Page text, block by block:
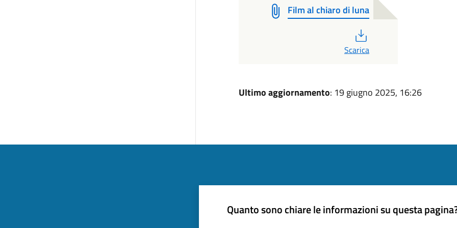
Film al chiaro di luna
Scarica
Ultimo aggiornamento: 19 giugno 2025, 16:26
Quanto sono chiare le informazioni su questa